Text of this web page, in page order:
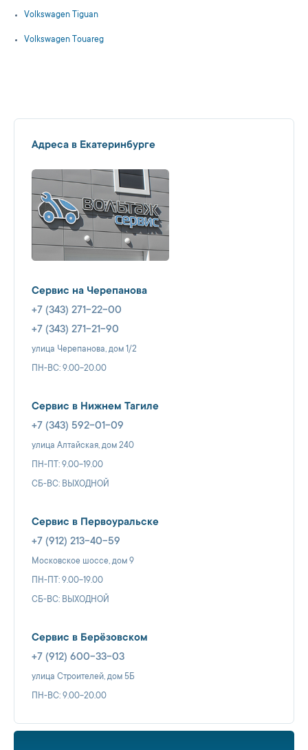
Volkswagen Tiguan
Volkswagen Touareg
Адреса в Екатеринбурге
Сервис на Черепанова
+7 (343) 271-22-00
+7 (343) 271-21-90
улица Черепанова, дом 1/2
ПН-ВС: 9.00-20.00
Сервис в Нижнем Тагиле
+7 (343) 592-01-09
улица Алтайская, дом 240
ПН-ПТ: 9.00-19.00
СБ-ВС: ВЫХОДНОЙ
Сервис в Первоуральске
+7 (912) 213-40-59
Московское шоссе, дом 9
ПН-ПТ: 9.00-19.00
СБ-ВС: ВЫХОДНОЙ
Сервис в Берёзовском
+7 (912) 600-33-03
улица Строителей, дом 5Б
ПН-ВС: 9.00-20.00